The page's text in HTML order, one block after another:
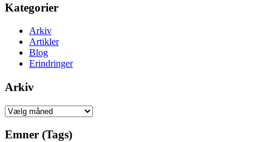
Kategorier
Arkiv
Artikler
Blog
Erindringer
Arkiv
Arkiv
Emner (Tags)